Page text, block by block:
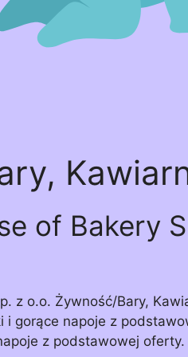
of Bakery
z o.o. Żywność/Bary,
i gorące napoje z
z podstawowej oferty.